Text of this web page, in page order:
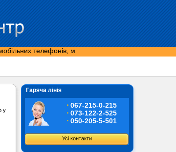
телефонів, моніторів, ноутбуків у м. Львові,
у
Гаряча лінія
⋅ 067-215-0-215
⋅ 073-122-2-525
⋅ 050-205-5-501
Усі контакти